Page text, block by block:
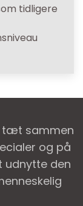
tidligere
tæt sammen
og på
den